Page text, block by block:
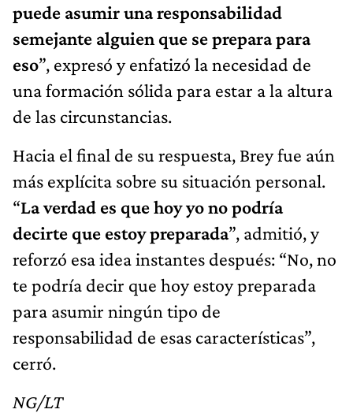
puede asumir una responsabilidad
semejante alguien que se prepara para
eso”, expresó y enfatizó la necesidad de
una formación sólida para estar a la altura
de las circunstancias.
Hacia el final de su respuesta, Brey fue aún
más explícita sobre su situación personal.
“La verdad es que hoy yo no podría
decirte que estoy preparada”, admitió, y
reforzó esa idea instantes después: “No, no
te podría decir que hoy estoy preparada
para asumir ningún tipo de
responsabilidad de esas características”,
cerró.
NG/LT